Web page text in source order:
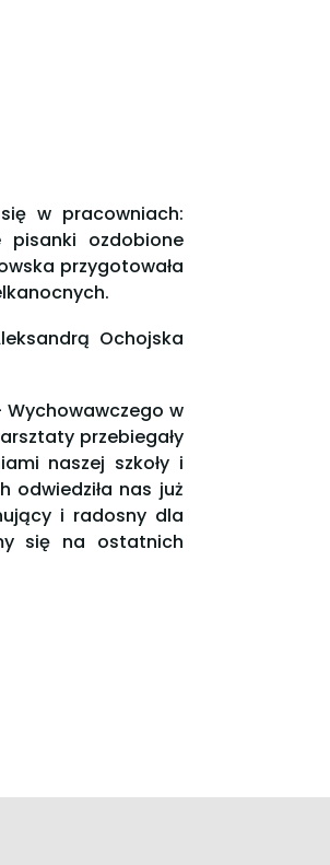
w pracowniach:
pisanki ozdobione
przygotowała
Ochojska
w
przebiegały
naszej szkoły i
odwiedziła nas już
i radosny dla
się na ostatnich